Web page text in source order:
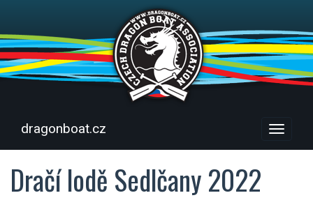
Menu
dragonboat.cz
Dračí lodě Sedlčany 2022